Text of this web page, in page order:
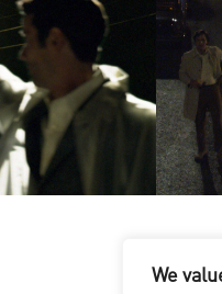
We